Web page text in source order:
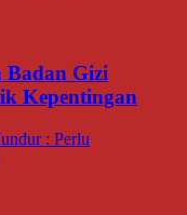
Gizi
Kepentingan